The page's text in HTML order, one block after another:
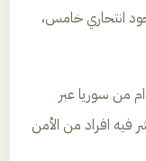
انتحاري خامس،
من سوريا عبر
فيه افراد من الأمن